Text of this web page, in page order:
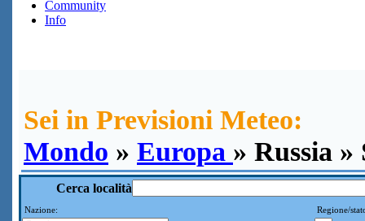
Community
Info
Sei in Previsioni Meteo:
Mondo » Europa » Russia
Cerca località
Nazione: Regione/